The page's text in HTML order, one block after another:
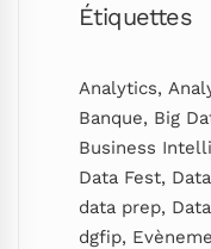
Étiquettes
Analytics,
Banque, Big
Business
Data Fest,
data prep,
dgfip,